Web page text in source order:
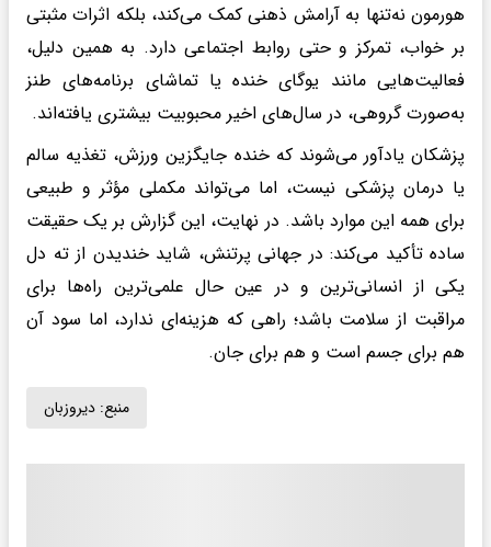
هورمون نه‌تنها به آرامش ذهنی کمک می‌کند، بلکه اثرات مثبتی
بر خواب، تمرکز و حتی روابط اجتماعی دارد. به همین دلیل،
فعالیت‌هایی مانند یوگای خنده یا تماشای برنامه‌های طنز
به‌صورت گروهی، در سال‌های اخیر محبوبیت بیشتری یافته‌اند.
پزشکان یادآور می‌شوند که خنده جایگزین ورزش، تغذیه سالم
یا درمان پزشکی نیست، اما می‌تواند مکملی مؤثر و طبیعی
برای همه این موارد باشد. در نهایت، این گزارش بر یک حقیقت
ساده تأکید می‌کند: در جهانی پرتنش، شاید خندیدن از ته دل
یکی از انسانی‌ترین و در عین حال علمی‌ترین راه‌ها برای
مراقبت از سلامت باشد؛ راهی که هزینه‌ای ندارد، اما سود آن
هم برای جسم است و هم برای جان.
منبع: دیروزبان